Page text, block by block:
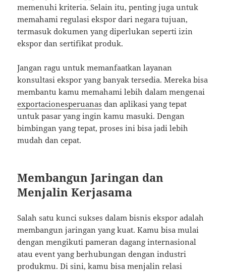
memenuhi kriteria. Selain itu, penting juga untuk
memahami regulasi ekspor dari negara tujuan,
termasuk dokumen yang diperlukan seperti izin
ekspor dan sertifikat produk.
Jangan ragu untuk memanfaatkan layanan
konsultasi ekspor yang banyak tersedia. Mereka bisa
membantu kamu memahami lebih dalam mengenai
exportacionesperuanas dan aplikasi yang tepat
untuk pasar yang ingin kamu masuki. Dengan
bimbingan yang tepat, proses ini bisa jadi lebih
mudah dan cepat.
Membangun Jaringan dan
Menjalin Kerjasama
Salah satu kunci sukses dalam bisnis ekspor adalah
membangun jaringan yang kuat. Kamu bisa mulai
dengan mengikuti pameran dagang internasional
atau event yang berhubungan dengan industri
produkmu. Di sini, kamu bisa menjalin relasi